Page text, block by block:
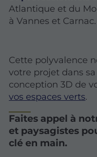
Atlantique et du
à Vannes et Carnac.
Cette polyvalence
votre projet dans
conception 3D de
vos espaces verts.
Faites appel à
et paysagistes
clé en main.